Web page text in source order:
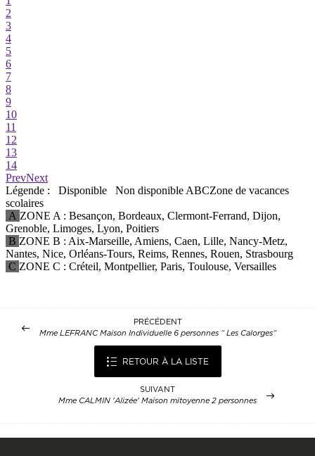
PRÉCÉDENT
Mme LEFRANC Maison Individuelle 6 personnes “ Les Calorges“
RETOUR À LA LISTE
SUIVANT
Mme CALMIN 'Alizée' Maison mitoyenne 2 personnes